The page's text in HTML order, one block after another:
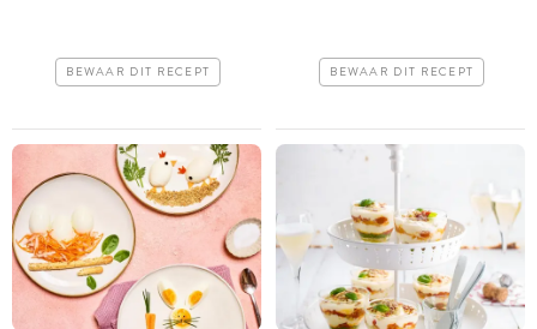
BEWAAR DIT RECEPT BEWAAR DIT RECEPT